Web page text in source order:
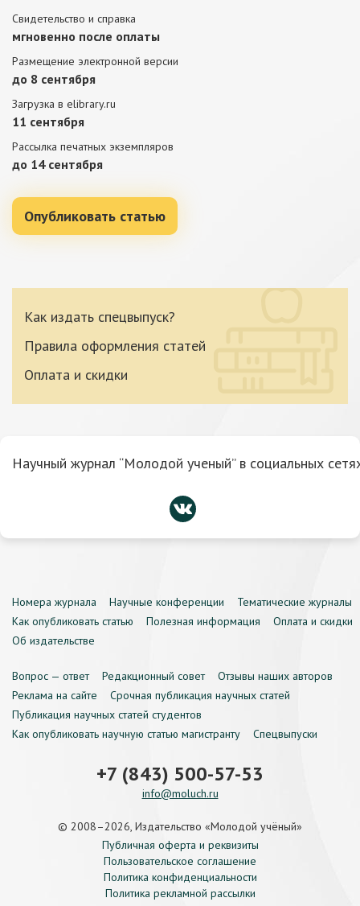
Свидетельство и справка
мгновенно после оплаты
Размещение электронной версии
до 8 сентября
Загрузка в elibrary.ru
11 сентября
Рассылка печатных экземпляров
до 14 сентября
Опубликовать статью
Как издать спецвыпуск?
Правила оформления статей
Оплата и скидки
Научный журнал “Молодой ученый” в социальных
Номера журнала Научные конференции
Тематические журналы
Как опубликовать статью
Полезная информация
Оплата и скидки
Об издательстве
Вопрос — ответ Редакционный совет
Отзывы наших авторов
Реклама на сайте
Срочная публикация научных статей
Публикация научных статей студентов
Как опубликовать научную статью магистранту
Спецвыпуски
+7 (843) 500-57-53
info@moluch.ru
© 2008–2026, Издательство «Молодой учёный»
Публичная оферта и реквизиты
Пользовательское соглашение
Политика конфиденциальности
Политика рекламной рассылки